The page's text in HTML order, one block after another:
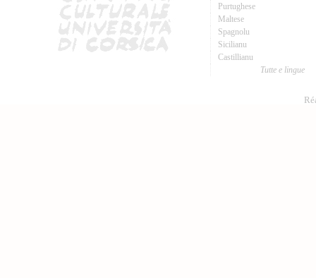
Purtughese
Maltese
Spagnolu
Sicilianu
Castillianu
Tutte e lingue